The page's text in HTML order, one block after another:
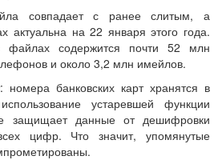
совпадает с ранее слитым, а
актуальна на 22 января этого года.
содержится почти 52 млн
и около 3,2 млн имейлов.
номера банковских карт хранятся в
устаревшей функции
защищает данные от дешифровки
цифр. Что значит, упомянутые